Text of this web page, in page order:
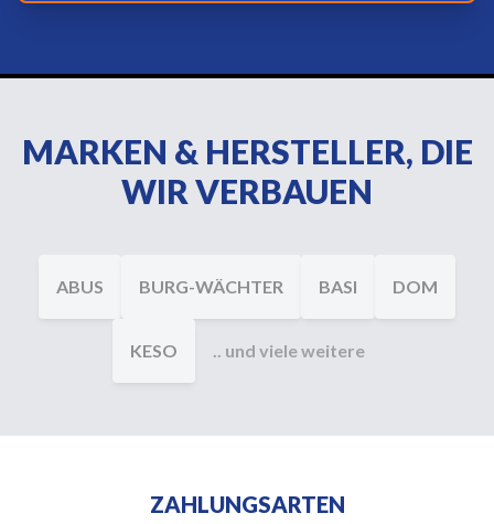
MARKEN & HERSTELLER, DIE
WIR VERBAUEN
ABUS BURG-WÄCHTER BASI DOM
KESO .. und viele weitere
ZAHLUNGSARTEN